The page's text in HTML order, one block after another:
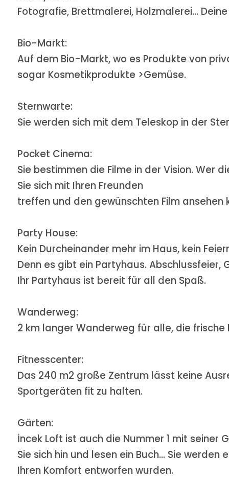
Fotografie, Brettmalerei, Holzmalerei...
Bio-Markt:
Auf dem Bio-Markt, wo es Produkte von
sogar Kosmetikprodukte >Gemüse.
Sternwarte:
Sie werden sich mit dem Teleskop in der
Pocket Cinema:
Sie bestimmen die Filme in der Vision. Wer
Sie sich mit Ihren Freunden
treffen und den gewünschten Film ansehen
Party House:
Kein Durcheinander mehr im Haus, kein
Denn es gibt ein Partyhaus.
Ihr Partyhaus ist bereit für all den Spaß.
Wanderweg:
2 km langer Wanderweg für alle, die frische
Fitnesscenter:
Das 240 m2 große Zentrum lässt keine
Sportgeräten fit zu halten.
Gärten:
İncek Loft ist auch die Nummer 1 mit seiner
Sie sich hin und lesen ein Buch... Sie
Ihren Komfort entworfen wurden.